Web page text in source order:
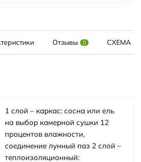
Отзывы 0 СХЕМА
1 слой – каркас: сосна или ель
на выбор камерной сушки 12
процентов влажности,
соединение лунный паз 2 слой –
теплоизоляционный: